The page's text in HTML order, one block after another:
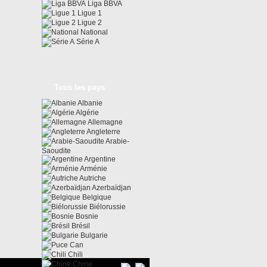
Liga BBVA
Ligue 1
Ligue 2
National
Série A
Albanie
Algérie
Allemagne
Angleterre
Arabie-
Saoudite
Argentine
Arménie
Autriche
Azerbaïdjan
Belgique
Biélorussie
Bosnie
Brésil
Bulgarie
Can
Chili
Chine